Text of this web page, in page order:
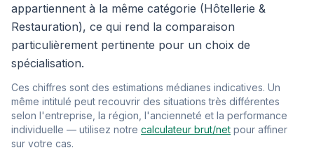
appartiennent à la même catégorie (Hôtellerie &
Restauration), ce qui rend la comparaison
particulièrement pertinente pour un choix de
spécialisation.
Ces chiffres sont des estimations médianes indicatives. Un
même intitulé peut recouvrir des situations très différentes
selon l'entreprise, la région, l'ancienneté et la performance
individuelle — utilisez notre calculateur brut/net pour affiner
sur votre cas.